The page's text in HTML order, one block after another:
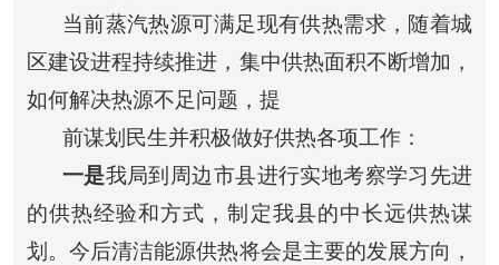
当前蒸汽热源可满足现有供热需求，随着城
区建设进程持续推进，集中供热面积不断增加，
如何解决热源不足问题，提
前谋划民生并积极做好供热各项工作：
一是我局到周边市县进行实地考察学习先进
的供热经验和方式，制定我县的中长远供热谋
划。 今后清洁能源供热将会是主要的发展方向，